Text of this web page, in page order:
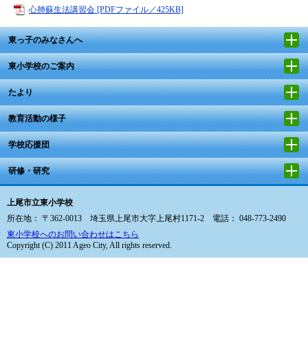
心肺蘇生法講習会 [PDFファイル／425KB]
東っ子のみなさんへ
東小学校のご案内
たより
教育活動の様子
学校応援団
研修・研究
上尾市立東小学校
所在地： 〒362-0013 埼玉県上尾市大字上尾村1171-2 電話： 048-773-2490
東小学校へのお問い合わせはこちら
Copyright (C) 2011 Ageo City, All rights reserved.